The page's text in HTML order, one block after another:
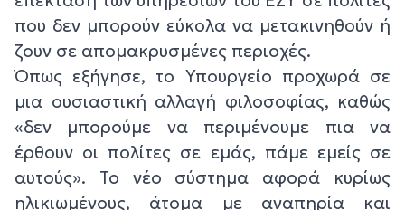
που δεν μπορούν εύκολα να μετακινηθούν ή
ζουν σε απομακρυσμένες περιοχές.
Όπως εξήγησε, το Υπουργείο προχωρά σε
μια ουσιαστική αλλαγή φιλοσοφίας, καθώς
«δεν μπορούμε να περιμένουμε πια να
έρθουν οι πολίτες σε εμάς, πάμε εμείς σε
αυτούς». Το νέο σύστημα αφορά κυρίως
ηλικιωμένους, άτομα με αναπηρία και